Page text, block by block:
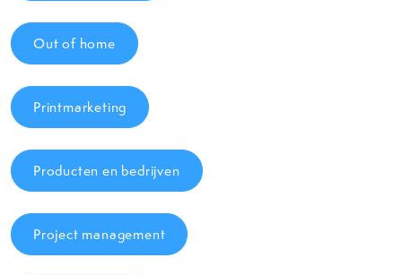
Out of home
Printmarketing
Producten en bedrijven
Project management